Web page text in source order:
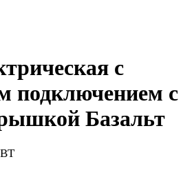
с
подключением с
Базальт